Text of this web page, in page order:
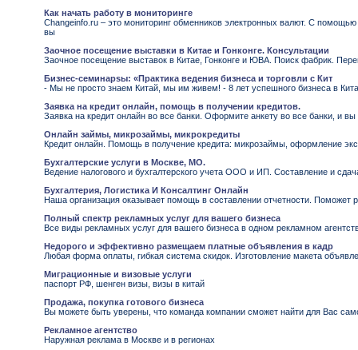
Как начать работу в мониторинге
Changeinfo.ru – это мониторинг обменников электронных валют. С
вы
Заочное посещение выставки в Китае и Гонконге. Консультации
Заочное посещение выставок в Китае, Гонконге и ЮВА. Поиск фабрик.
Бизнес-семинарsы: «Практика ведения бизнеса и торговли с Кит
- Мы не просто знаем Китай, мы им живем! - 8 лет успешного бизнеса в
Заявка на кредит онлайн, помощь в получении кредитов.
Заявка на кредит онлайн во все банки. Оформите анкету во все банки, и
Онлайн займы, микрозаймы, микрокредиты
Кредит онлайн. Помощь в получение кредита: микрозаймы, оформление
Бухгалтерские услуги в Москве, МО.
Ведение налогового и бухгалтерского учета ООО и ИП. Составление и
Бухгалтерия, Логистика И Консалтинг Онлайн
Наша организация оказывает помощь в составлении отчетности. Поможет
Полный спектр рекламных услуг для вашего бизнеса
Все виды рекламных услуг для вашего бизнеса в одном рекламном
Недорого и эффективно размещаем платные объявления в кадр
Любая форма оплаты, гибкая система скидок. Изготовление макета
Миграционные и визовые услуги
паспорт РФ, шенген визы, визы в китай
Продажа, покупка готового бизнеса
Вы можете быть уверены, что команда компании сможет найти для Вас
Рекламное агентство
Наружная реклама в Москве и в регионах